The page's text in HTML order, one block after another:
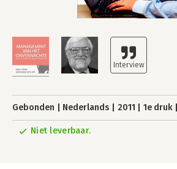
Gebonden Nederlands 2011 1e druk
Niet leverbaar.